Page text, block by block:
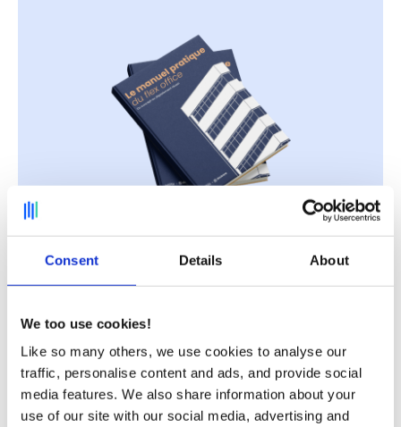
Consent Details About
We too use cookies!
Like so many others, we use cookies to analyse our
traffic, personalise content and ads, and provide social
media features. We also share information about your
use of our site with our social media, advertising and
3. Appuyez vos décisions d’aménagement
sur la donnée d’occupation.
Pour convaincre le CODIR que le flex office n’est pas
une lubie, rien de mieux que de leurmontrer les
taux d’occupationactuels de vos bureaux! Dès